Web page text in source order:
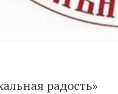
радость»